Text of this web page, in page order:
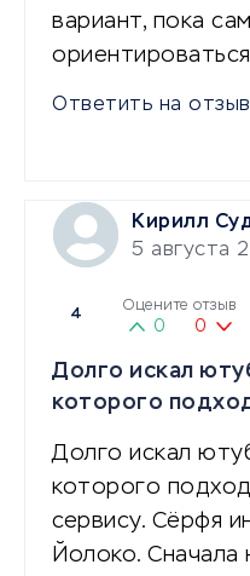
вариант, пока
Ответить на отзыв
Кирилл
5 августа
4
Оцените отзыв
0 0
Долго искал
которого
Долго искал
которого
сервису. Сёрфя
Йолоко. Сначала